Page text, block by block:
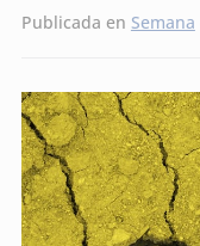
Publicada en Semana